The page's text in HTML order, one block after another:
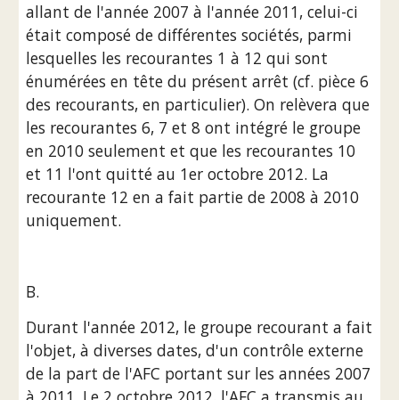
allant de l'année 2007 à l'année 2011, celui-ci
était composé de différentes sociétés, parmi
lesquelles les recourantes 1 à 12 qui sont
énumérées en tête du présent arrêt (cf. pièce 6
des recourants, en particulier). On relèvera que
les recourantes 6, 7 et 8 ont intégré le groupe
en 2010 seulement et que les recourantes 10
et 11 l'ont quitté au 1er octobre 2012. La
recourante 12 en a fait partie de 2008 à 2010
uniquement.
B.
Durant l'année 2012, le groupe recourant a fait
l'objet, à diverses dates, d'un contrôle externe
de la part de l'AFC portant sur les années 2007